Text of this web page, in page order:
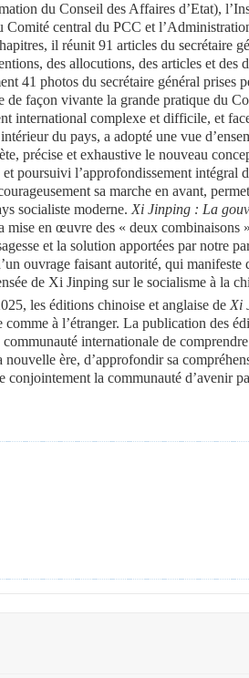
du Conseil des Affaires d’Etat),
Comité central du PCC et
il réunit 91 articles du secrétaire
des allocutions, des articles et des
41 photos du secrétaire général prises
de façon vivante la grande pratique du
international complexe et difficile, et
du pays, a adopté une vue
précise et exhaustive le nouveau
poursuivi l’approfondissement intégral
sa marche en avant,
socialiste moderne. Xi Jinping : La
mise en œuvre des « deux combinaisons
et la solution apportées par notre
ouvrage faisant autorité, qui manifeste
de Xi Jinping sur le socialisme à la
les éditions chinoise et anglaise de Xi
à l’étranger. La publication des
internationale de
nouvelle ère, d’approfondir sa
conjointement la communauté d’avenir